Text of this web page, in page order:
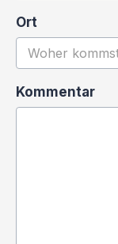
Ort
Kommentar